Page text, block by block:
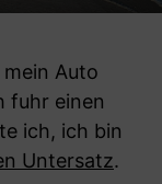
Auto
fuhr einen
ich, ich bin
Untersatz.